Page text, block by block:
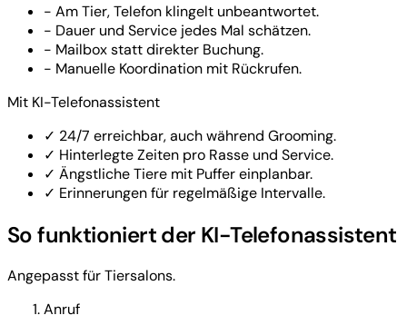
- Am Tier, Telefon klingelt unbeantwortet.
- Dauer und Service jedes Mal schätzen.
- Mailbox statt direkter Buchung.
- Manuelle Koordination mit Rückrufen.
Mit KI-Telefonassistent
✓ 24/7 erreichbar, auch während Grooming.
✓ Hinterlegte Zeiten pro Rasse und Service.
✓ Ängstliche Tiere mit Puffer einplanbar.
✓ Erinnerungen für regelmäßige Intervalle.
So funktioniert der KI-Telefonassistent
Angepasst für Tiersalons.
Anruf